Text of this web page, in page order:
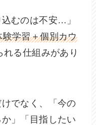
むのは不安…」
験学習＋個別カウ
れる仕組みがあり
でなく、「今の
」「目指したい